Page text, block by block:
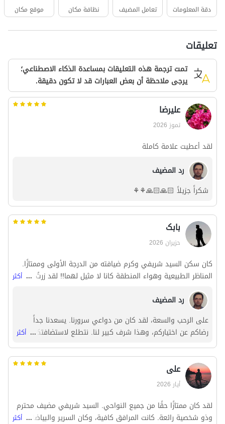
دقة المعلومات
تعامل المضيف
نظافة مكان
موقع مكان
تعليقات
تمت ترجمة هذه التعليقات بمساعدة الذكاء الاصطناعي؛
يرجى ملاحظة أن بعض العبارات قد لا تكون دقيقة.
علیرضا
تموز 2026
لقد أعطيت علامة كاملة
رد المضيف
شكراً جزيلاً 🙏🏻🙏🏻⚘️⚘️
بابک
حزيران 2026
كان سكن السيد شريفي وكرم ضيافته من الدرجة الأولى وممتازًا.
المناظر الطبيعية وهواء المنطقة كانا لا مثيل لهما!! لقد زرتُ عدة
مناطق صيفية جبلية مثل فيلبند وماسال وبعض الأماكن الأخرى،
ويمكن القول إن فندقلو، خاصة في فصل الربيع، أفضل من جميع
تلك الأماكن. شكرًا جزيلاً للسيد شريفي وعائلته الكريمة.
... أكثر
رد المضيف
على الرحب والسعة، لقد كان من دواعي سرورنا. يسعدنا جداً
رضاكم عن اختياركم، وهذا شرف كبير لنا. نتطلع لاستضافتكم مرة
أخرى قريباً! 🌷
... أكثر
علی
أيار 2026
لقد كان ممتازًا حقًا من جميع النواحي. السيد شريفي مضيف محترم
وذو شخصية رائعة. كانت المرافق كافية، وكان السرير والبياضات
... أكثر